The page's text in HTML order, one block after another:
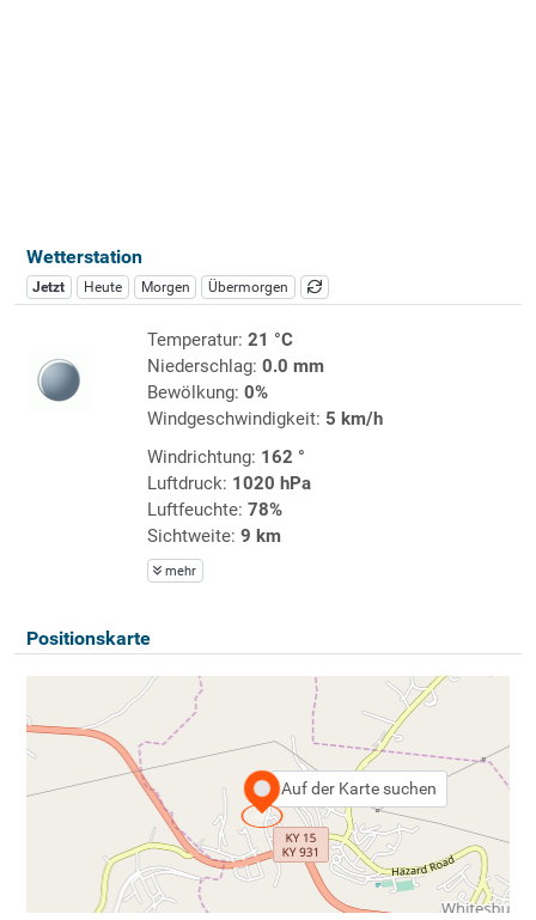
Wetterstation
Jetzt Heute Morgen Übermorgen
Temperatur: 21 °C
Niederschlag: 0.0 mm
Bewölkung: 0%
Windgeschwindigkeit: 5 km/h
Windrichtung: 162 °
Luftdruck: 1020 hPa
Luftfeuchte: 78%
Sichtweite: 9 km
mehr
Positionskarte
Auf der Karte suchen